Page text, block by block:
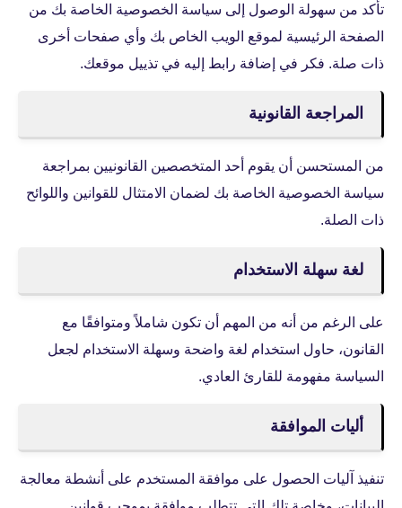
تأكد من سهولة الوصول إلى سياسة الخصوصية الخاصة بك من
الصفحة الرئيسية لموقع الويب الخاص بك وأي صفحات أخرى
ذات صلة. فكر في إضافة رابط إليه في تذييل موقعك.
المراجعة القانونية
من المستحسن أن يقوم أحد المتخصصين القانونيين بمراجعة
سياسة الخصوصية الخاصة بك لضمان الامتثال للقوانين واللوائح
ذات الصلة.
لغة سهلة الاستخدام
على الرغم من أنه من المهم أن تكون شاملاً ومتوافقًا مع
القانون، حاول استخدام لغة واضحة وسهلة الاستخدام لجعل
السياسة مفهومة للقارئ العادي.
أليات الموافقة
تنفيذ آليات الحصول على موافقة المستخدم على أنشطة معالجة